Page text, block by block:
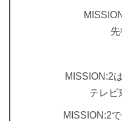
MISSION:2
テレビ
MISSION:2で